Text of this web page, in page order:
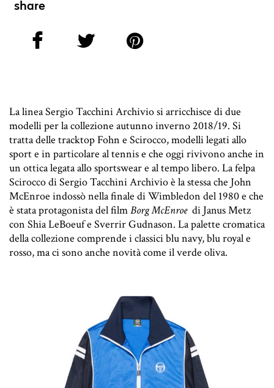
share
La linea Sergio Tacchini Archivio si arricchisce di due
modelli per la collezione autunno inverno 2018/19. Si
tratta delle tracktop Fohn e Scirocco, modelli legati allo
sport e in particolare al tennis e che oggi rivivono anche in
un ottica legata allo sportswear e al tempo libero. La felpa
Scirocco di Sergio Tacchini Archivio è la stessa che John
McEnroe indossò nella finale di Wimbledon del 1980 e che
è stata protagonista del filmBorg McEnroe di Janus Metz
con Shia LeBoeuf e Sverrir Gudnason. La palette cromatica
della collezione comprende i classici blu navy, blu royal e
rosso, ma ci sono anche novità come il verde oliva.